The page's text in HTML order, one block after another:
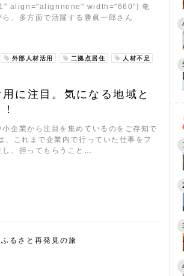
align="alignnone" width="660"] 奄
、多方面で活躍する勝眞一郎さん
外部人材活用 二拠点居住 人材不足
に注目。気になる地域と
企業から注目を集めているのをご存知で
、これまで企業内で行っていた仕事をフ
し、担ってもらうこと…
ふるさと再発見の旅